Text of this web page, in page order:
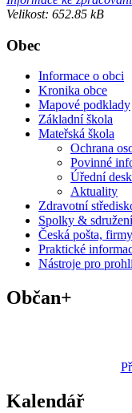
Velikost: 652.85 kB
Obec
Informace o obci
Kronika obce
Mapové podklady
Základní škola
Mateřská škola
Ochrana
Povinné
Úřední
Aktuality
Zdravotní
Spolky & sdružení
Česká pošta,
Praktické
Nástroje pro
Občan+
Kalendář